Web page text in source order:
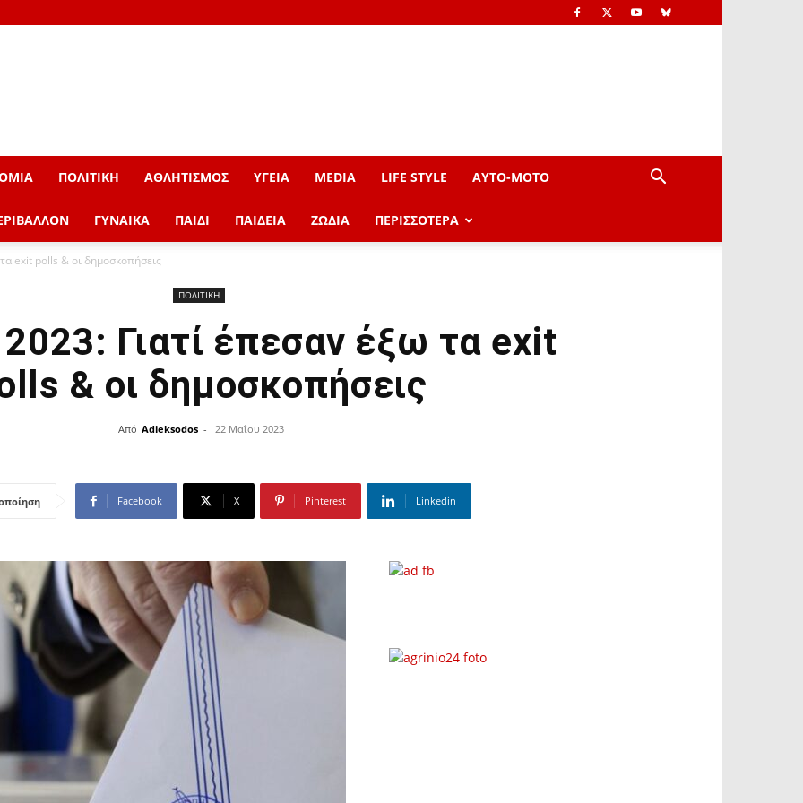
ΠΟΛΙΤΙΚΗ ΑΘΛΗΤΙΣΜΟΣ ΥΓΕΙΑ MEDIA LIFE STYLE AYTO-ΜOTO
ΓΥΝΑΙΚΑ ΠΑΙΔΙ ΠΑΙΔΕΙΑ ΖΩΔΙΑ ΠΕΡΙΣΣΟΤΕΡΑ
exit polls & οι δημοσκοπήσεις
ΠΟΛΙΤΙΚΗ
Γιατί έπεσαν έξω τα exit
& οι δημοσκοπήσεις
Από Adieksodos - 22 Μαΐου 2023
Facebook X Pinterest Linkedin